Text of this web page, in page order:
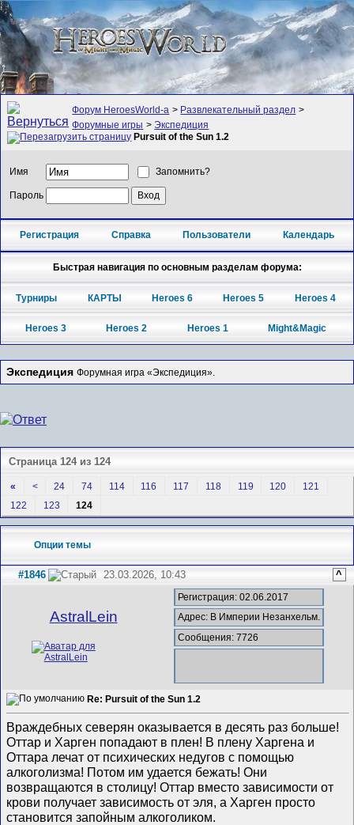
Форум HeroesWorld-а > Развлекательный раздел >
Форумные игры >Экспедиция
Pursuit of the Sun 1.2
Имя Запомнить?
Пароль
Регистрация Справка Пользователи Календарь
Быстрая навигация по основным разделам форума:
Турниры КАРТЫ Heroes 6 Heroes 5 Heroes 4
Heroes 3 Heroes 2 Heroes 1 Might&Magic
Экспедиция Форумная игра «Экспедиция».
Страница 124 из 124
« < 24 74 114 116 117 118 119 120
121
122
123 124
Опции темы
#1846 23.03.2026, 10:43 ^
AstralLein
Регистрация: 02.06.2017
Адрес: В Империи Незанхельм.
Сообщения: 7726
Re: Pursuit of the Sun 1.2
Враждебных северян оказывается в десять раз больше!
Оттар и Харген попадают в плен! В плену Харгена и
Оттара лечат от психических недугов с помощью
алкоголизма! Потом им удается бежать! Они
возвращаются в столицу! Оттар вместо зависимости от
крови получает зависимость от эля, а Харген просто
становится запойным алкоголиком.